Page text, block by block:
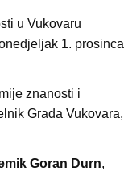
u Vukovaru
1. prosinca
znanosti i
Grada Vukovara,
Goran Durn,